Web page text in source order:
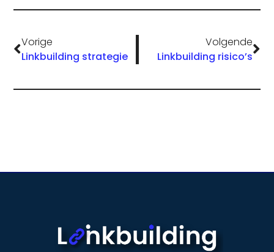
Vorige
Linkbuilding strategie
Volgende
Linkbuilding risico’s